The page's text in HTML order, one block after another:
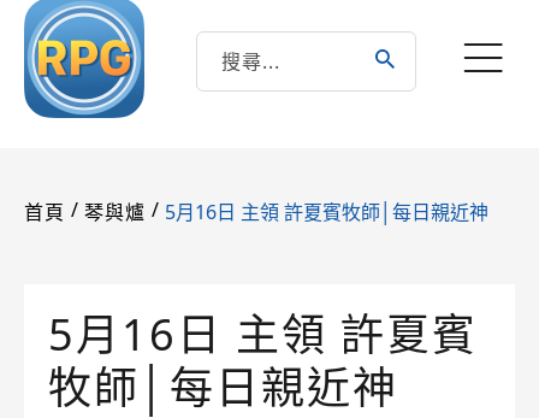
首頁 / 琴與爐 / 5月16日 主領 許夏賓牧師│每日親近神
5月16日 主領 許夏賓
牧師│每日親近神